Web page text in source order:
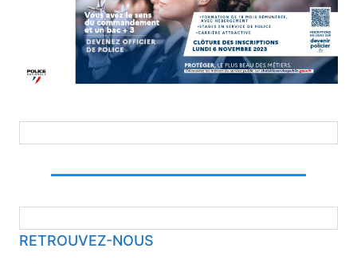
RETROUVEZ-NOUS